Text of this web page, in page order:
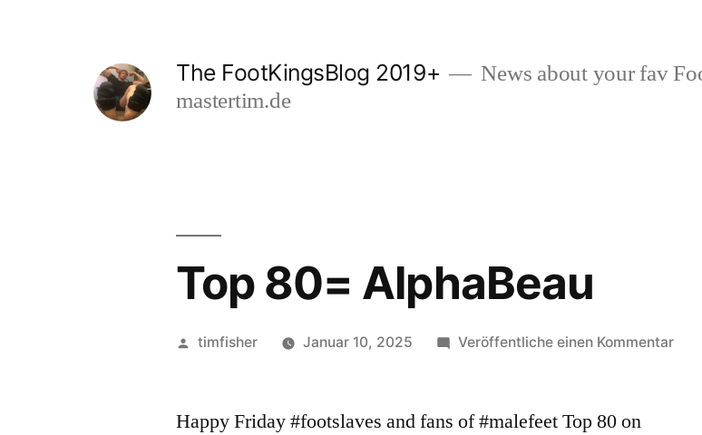
The FootKingsBlog 2019+
News about your fav
mastertim.de
Top 80= AlphaBeau
Veröffentlicht
timfisher Januar 10, 2025 Veröffentliche einen Kommentarzu
Happy Friday #footslaves and fans of #malefeet Top 80 on